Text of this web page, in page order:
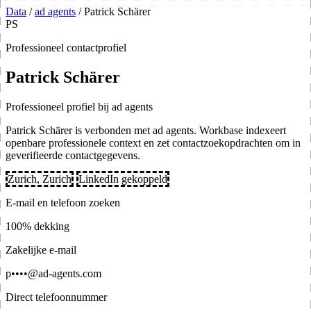
Data / ad agents / Patrick Schärer
PS
Professioneel contactprofiel
Patrick Schärer
Professioneel profiel bij ad agents
Patrick Schärer is verbonden met ad agents. Workbase indexeert
openbare professionele context en zet contactzoekopdrachten om in
geverifieerde contactgegevens.
Zurich, Zurich
LinkedIn gekoppeld
E-mail en telefoon zoeken
100% dekking
Zakelijke e-mail
p••••@ad-agents.com
Direct telefoonnummer